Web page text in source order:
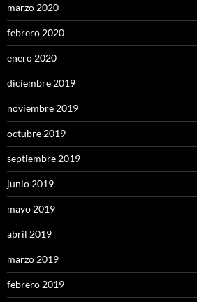
marzo 2020
febrero 2020
enero 2020
diciembre 2019
noviembre 2019
octubre 2019
septiembre 2019
junio 2019
mayo 2019
abril 2019
marzo 2019
febrero 2019